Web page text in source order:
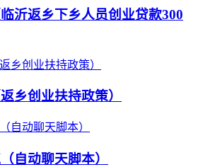
沂返乡下乡人员创业贷款300
乡创业扶持政策）
自动聊天脚本）